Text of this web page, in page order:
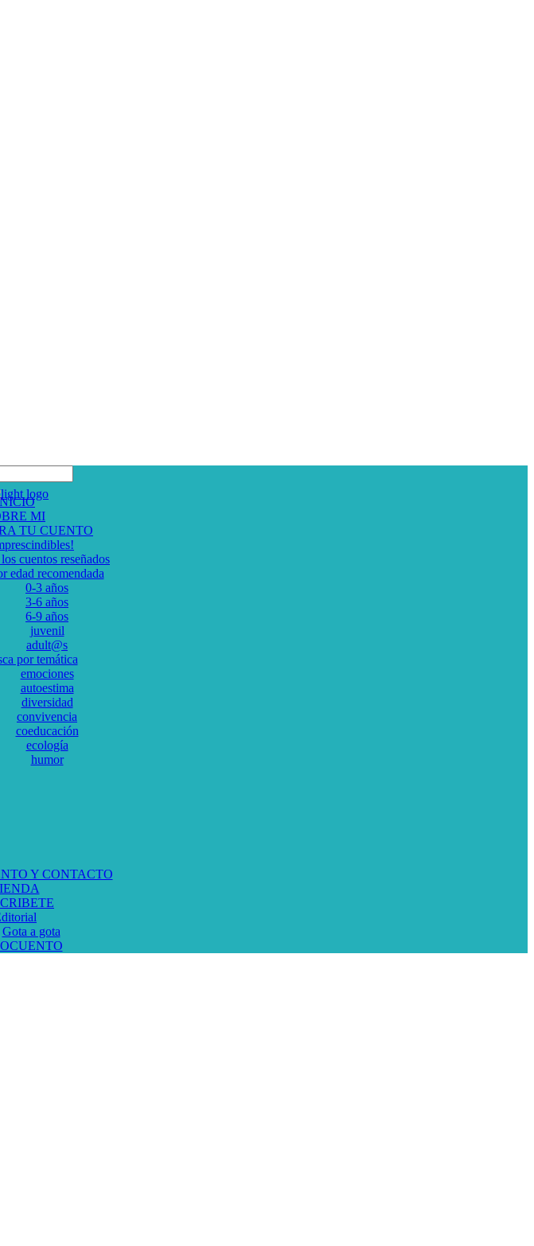
MI
TU CUENTO
cuentos reseñados
edad recomendada
0-3 años
3-6 años
6-9 años
juvenil
adult@s
por temática
emociones
autoestima
diversidad
convivencia
coeducación
ecología
humor
Y CONTACTO
Gota a gota